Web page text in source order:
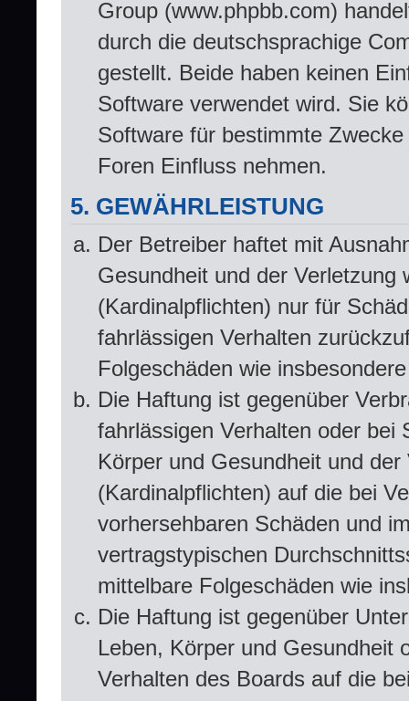
Group (www.phpbb.com)
durch die deutschsprachige
gestellt. Beide haben keinen
Software verwendet wird. Sie
Software für bestimmte
Foren Einfluss nehmen.
5. GEWÄHRLEISTUNG
Der Betreiber haftet mit
Gesundheit und der Verletzung
(Kardinalpflichten) nur für
fahrlässigen Verhalten
Folgeschäden wie
Die Haftung ist gegenüber
fahrlässigen Verhalten oder bei
Körper und Gesundheit und
(Kardinalpflichten) auf die bei
vorhersehbaren Schäden und
vertragstypischen
mittelbare Folgeschäden wie
Die Haftung ist gegenüber
Leben, Körper und Gesundheit
Verhalten des Boards auf die